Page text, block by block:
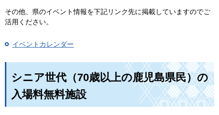
その他、県のイベント情報を下記リンク先に掲載していますのでご
活用ください。
イベントカレンダー
シニア世代（70歳以上の鹿児島県民）の
入場料無料施設